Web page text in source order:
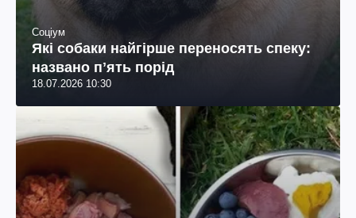
Соціум
Які собаки найгірше переносять спеку:
названо пʼять порід
18.07.2026 10:30